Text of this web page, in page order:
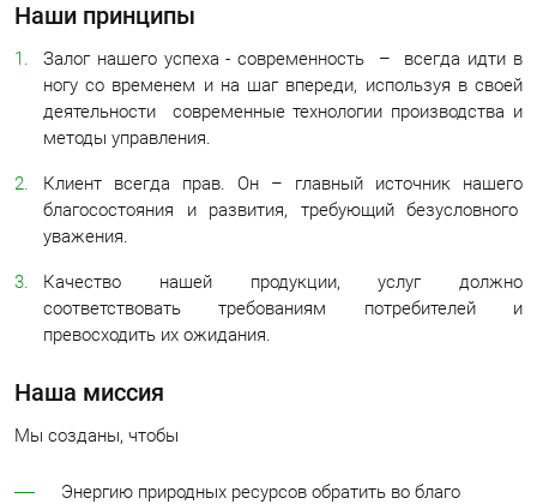
Наши принципы
Залог нашего успеха - современность – всегда идти в
ногу со временем и на шаг впереди, используя в своей
деятельности современные технологии производства и
методы управления.
Клиент всегда прав. Он – главный источник нашего
благосостояния и развития, требующий безусловного
уважения.
Качество нашей продукции, услуг должно
соответствовать требованиям потребителей и
превосходить их ожидания.
Наша миссия
Мы созданы, чтобы
Энергию природных ресурсов обратить во благо